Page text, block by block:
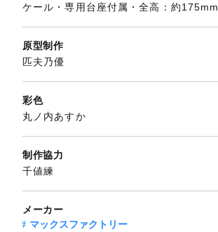
ケール・専用台座付属・全高：約175mm
原型制作
匹夫乃優
彩色
丸ノ内あすか
制作協力
千値練
メーカー
マックスファクトリー